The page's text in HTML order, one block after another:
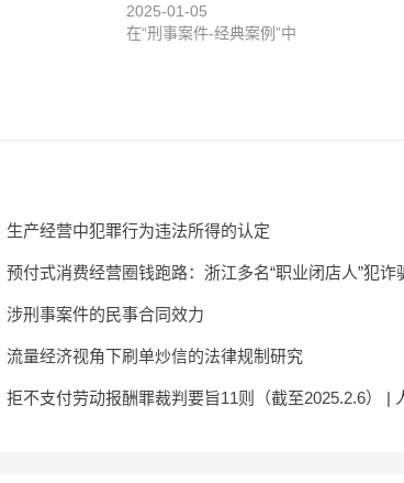
2025-01-05
在“刑事案件-经典案例”中
生产经营中犯罪行为违法所得的认定
预付式消费经营圈钱跑路：浙江多名“职业闭店人”犯诈
涉刑事案件的民事合同效力
流量经济视角下刷单炒信的法律规制研究
拒不支付劳动报酬罪裁判要旨11则（截至2025.2.6） |